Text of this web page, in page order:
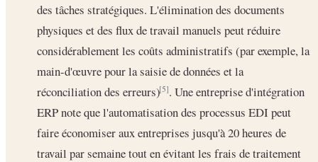
des tâches stratégiques. L'élimination des documents
physiques et des flux de travail manuels peut réduire
considérablement les coûts administratifs (par exemple, la
main-d'œuvre pour la saisie de données et la
réconciliation des erreurs)[5]. Une entreprise d'intégration
ERP note que l'automatisation des processus EDI peut
faire économiser aux entreprises jusqu'à 20 heures de
travail par semaine tout en évitant les frais de traitement